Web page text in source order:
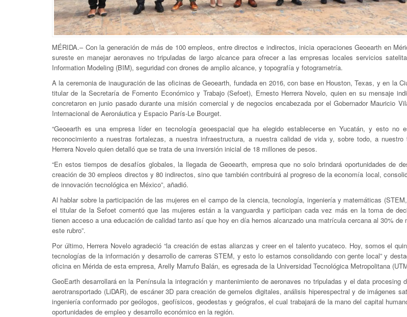
MÉRIDA.– Con la generación de más de 100 empleos, entre directos e indirectos, inicia operaciones Geoearth en
sureste en manejar aeronaves no tripuladas de largo alcance para ofrecer a las empresas locales servicios
Information Modeling (BIM), seguridad con drones de amplio alcance, y topografía y fotogrametría.
A la ceremonia de inauguración de las oficinas de Geoearth, fundada en 2016, con base en Houston, Texas, y en la
titular de la Secretaría de Fomento Económico y Trabajo (Sefoet), Ernesto Herrera Novelo, quien en su mensaje
concretaron en junio pasado durante una misión comercial y de negocios encabezada por el Gobernador Mauricio
Internacional de Aeronáutica y Espacio París-Le Bourget.
“Geoearth es una empresa líder en tecnología geoespacial que ha elegido establecerse en Yucatán, y esto no
reconocimiento a nuestras fortalezas, a nuestra infraestructura, a nuestra calidad de vida y, sobre todo, a nuestro
Herrera Novelo quien detalló que se trata de una inversión inicial de 18 millones de pesos.
“En estos tiempos de desafíos globales, la llegada de Geoearth, empresa que no solo brindará oportunidades de
creación de 30 empleos directos y 80 indirectos, sino que también contribuirá al progreso de la economía local,
de innovación tecnológica en México”, añadió.
Al hablar sobre la participación de las mujeres en el campo de la ciencia, tecnología, ingeniería y matemáticas
el titular de la Sefoet comentó que las mujeres están a la vanguardia y participan cada vez más en la toma de
tienen acceso a una educación de calidad tanto así que hoy en día hemos alcanzado una matrícula cercana al 30% de
este rubro”.
Por último, Herrera Novelo agradeció “la creación de estas alianzas y creer en el talento yucateco. Hoy, somos el
tecnologías de la información y desarrollo de carreras STEM, y esto lo estamos consolidando con gente local” y
oficina en Mérida de esta empresa, Arelly Marrufo Balán, es egresada de la Universidad Tecnológica Metropolitana
GeoEarth desarrollará en la Península la integración y mantenimiento de aeronaves no tripuladas y el data procesing
aerotransportado (LiDAR), de escáner 3D para creación de gemelos digitales, análisis hiperespectral y de imágenes
ingeniería conformado por geólogos, geofísicos, geodestas y geógrafos, el cual trabajará de la mano del capital
oportunidades de empleo y desarrollo económico en la región.